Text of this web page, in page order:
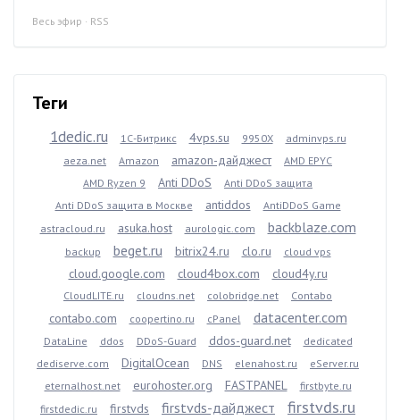
Весь эфир · RSS
Теги
1dedic.ru 1С-Битрикс 4vps.su 9950X
adminvps.ru
aeza.net
Amazon amazon-дайджест
AMD EPYC
AMD Ryzen 9
Anti DDoS
Anti DDoS защита
Anti DDoS защита в Москве
antiddos
AntiDDoS Game
astracloud.ru
asuka.host aurologic.com backblaze.com
backup beget.ru bitrix24.ru clo.ru cloud vps
cloud.google.com cloud4box.com cloud4y.ru
CloudLITE.ru cloudns.net colobridge.net Contabo
contabo.com coopertino.ru cPanel datacenter.com
DataLine ddos DDoS-Guard ddos-guard.net
dedicated
dediserve.com
DigitalOcean DNS elenahost.ru
eServer.ru
eternalhost.net
eurohoster.org FASTPANEL
firstbyte.ru
firstdedic.ru
firstvds firstvds-дайджест firstvds.ru